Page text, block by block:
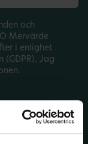
och
Mervärde
i enlighet
Jag